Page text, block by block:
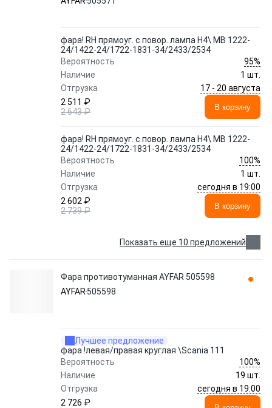
фара! RH прямоуг. с повор. лампа H4\ MB 1222-
24/1422-24/1722-1831-34/2433/2534
Вероятность
95%
Наличие
1 шт.
Отгрузка
17 - 20 августа
2 511 ₽
2 643 ₽
В корзину
фара! RH прямоуг. с повор. лампа H4\ MB 1222-
24/1422-24/1722-1831-34/2433/2534
Вероятность
100%
Наличие
1 шт.
Отгрузка
сегодня в 19:00
2 602 ₽
2 739 ₽
В корзину
Показать еще 10 предложений
Фара противотуманная AYFAR 505598
AYFAR 505598
Лучшее предложение
фара !левая/правая круглая \Scania 111
Вероятность
100%
Наличие
19 шт.
Отгрузка
сегодня в 19:00
2 726 ₽